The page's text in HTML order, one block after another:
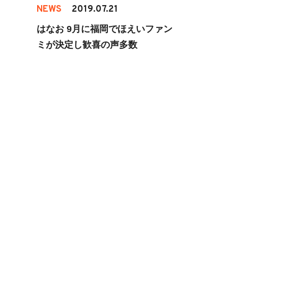
NEWS 2019.07.21
はなお 9月に福岡でほえいファン
ミが決定し歓喜の声多数